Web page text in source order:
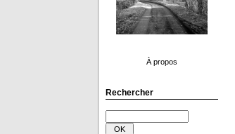
À propos
Rechercher